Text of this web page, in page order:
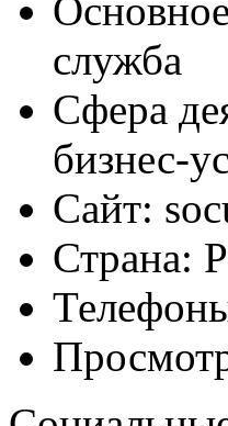
служба
Сфера
бизнес-
Сайт:
Страна: